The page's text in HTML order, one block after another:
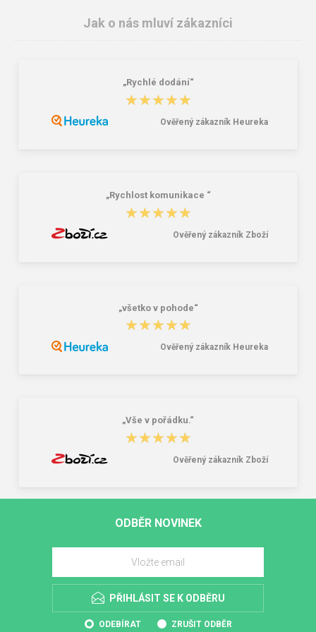
Jak o nás mluví zákazníci
„Rychlé dodání“
★★★★★
★★★★★
Ověřený zákazník Heureka
„Rychlost komunikace “
★★★★★
★★★★★
Ověřený zákazník Zboží
„všetko v pohode“
★★★★★
★★★★★
Ověřený zákazník Heureka
„Vše v pořádku.“
★★★★★
★★★★★
Ověřený zákazník Zboží
ODBĚR NOVINEK
PŘIHLÁSIT SE K ODBĚRU
ODEBÍRAT ZRUŠIT ODBĚR